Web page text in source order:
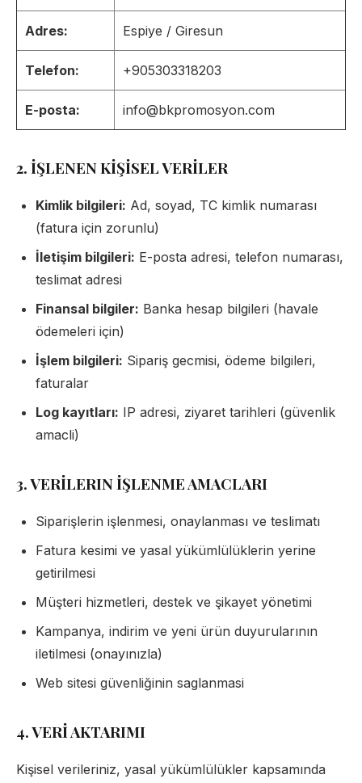
Adres: Espiye / Giresun
Telefon: +905303318203
E-posta: info@bkpromosyon.com
2. İŞLENEN KİŞİSEL VERİLER
Kimlik bilgileri: Ad, soyad, TC kimlik numarası
(fatura için zorunlu)
İletişim bilgileri: E-posta adresi, telefon numarası,
teslimat adresi
Finansal bilgiler: Banka hesap bilgileri (havale
ödemeleri için)
İşlem bilgileri: Sipariş gecmisi, ödeme bilgileri,
faturalar
Log kayıtları: IP adresi, ziyaret tarihleri (güvenlik
amacli)
3. VERİLERIN İŞLENME AMACLARI
Siparişlerin işlenmesi, onaylanması ve teslimatı
Fatura kesimi ve yasal yükümlülüklerin yerine
getirilmesi
Müşteri hizmetleri, destek ve şikayet yönetimi
Kampanya, indirim ve yeni ürün duyurularının
iletilmesi (onayınızla)
Web sitesi güvenliğinin saglanmasi
4. VERİ AKTARIMI
Kişisel verileriniz, yasal yükümlülükler kapsamında